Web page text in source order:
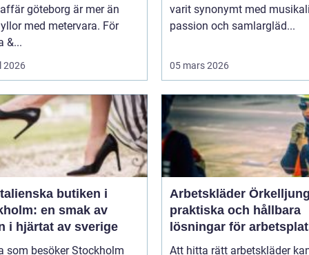
göteborg är mer än
med metervara. För
&...
2026
varit synonymt med
passion och samlargläd...
05 mars 2026
butiken i
en smak av
i hjärtat av sverige
som besöker Stockholm
Arbetskläder
praktiska och hållbara
lösningar för
Att hitta rätt arbetskläder